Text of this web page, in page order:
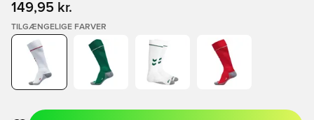
149,95 kr.
TILGÆNGELIGE FARVER